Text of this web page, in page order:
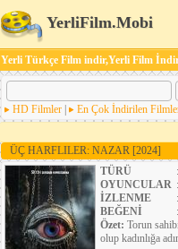
YerliFilm.Mobi
Yerli Türkçe Film indir,Yerli Film
HD Filmler En Çok İndirilen
ÜÇ HARFLILER: NAZAR [2024]
TÜRÜ
:
OYUNCULAR :
İZLENME
BEĞENİ
:
Özet: Torun
olup kadınlığa